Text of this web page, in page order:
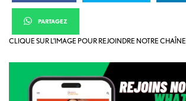
PARTAGEZ
CLIQUE SUR L’IMAGE POUR REJOINDRE NOTRE